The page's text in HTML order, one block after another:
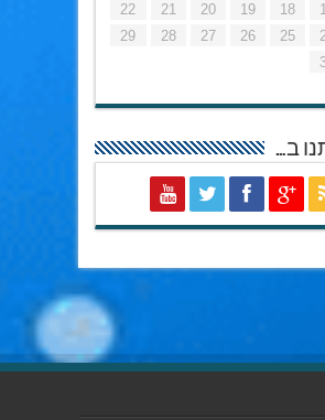
18
19
20
21
22
25
26
27
28
29
ב…